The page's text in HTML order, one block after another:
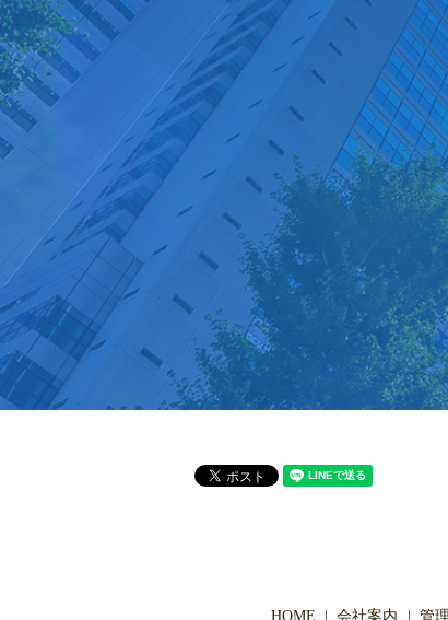
HOME 会社案内 管